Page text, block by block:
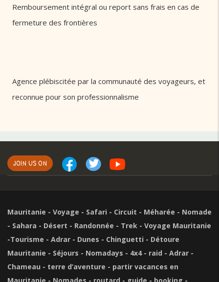
Remboursement intégral ou report sans frais en cas de
fermeture des frontières
Agence plébiscitée par la communauté des voyageurs, et
reconnue pour son professionnalisme
JOIN US ON
Mauritanie - Voyage - Safari - Circuit - Méharée - Nomade
- Sahara - Désert - Randonnée - Trek - Voyage Mauritanie
-Tourisme - Adrar - Dunes - Chinguetti - Détoure
Mauritanie - Séjours - Nomadays - 4x4 - raid - Adrar -
Chameau - terre d’aventure - partir vacances en
Mauritanie - Nomades - routard - guide - booking -